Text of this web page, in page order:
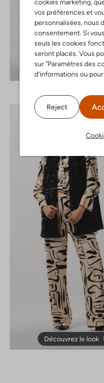
cookies marketing,
vos préférences et
personnalisées, nous
consentement. Si
seuls les cookies
seront placés. Vous
sur "Paramètres des
d’informations ou
Reject
Découvrez le look
Découvrez le look